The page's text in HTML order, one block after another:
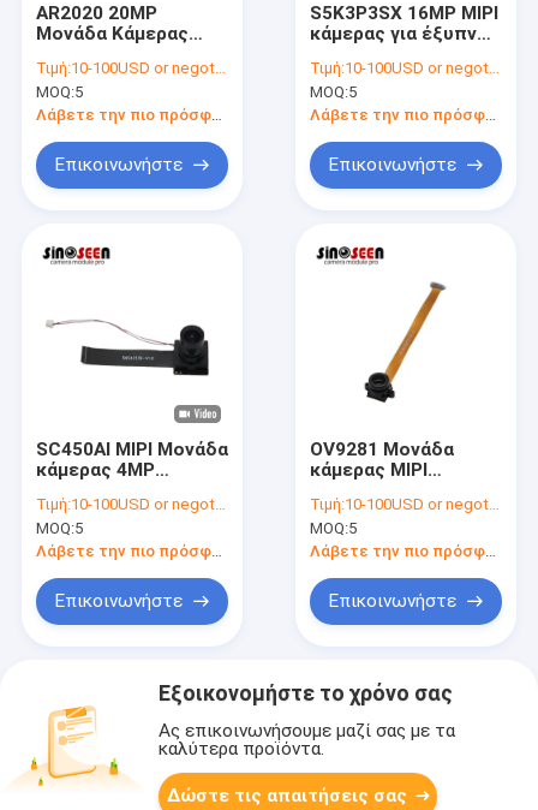
AR2020 20MP
Μονάδα Κάμερας
Όραση Μηχανών
Τιμή:10-100USD or negotiable
MOQ:5
Λάβετε την πιο πρόσφατη τιμή
Επικοινωνήστε
S5K3P3SX 16MP MIPI
κάμερας για έξυπνο
Τιμή:10-100USD or negotiable
MOQ:5
Επικοινωνήστε
SC450AI MIPI Μονάδα
κάμερας 4MP
Ενισχυμένη
Τιμή:10-100USD or negotiable
MOQ:5
Λάβετε την πιο πρόσφατη τιμή
Επικοινωνήστε
OV9281 Μονάδα
κάμερας MIPI
κλείστρο για
μηχανική όραση
Τιμή:10-100USD or negotiable
MOQ:5
Λάβετε την πιο πρόσφατη τιμή
Επικοινωνήστε
Εξοικονομήστε το χρόνο σας
Ας επικοινωνήσουμε μαζί σας με τα
καλύτερα προϊόντα.
Δώστε τις απαιτήσεις σας